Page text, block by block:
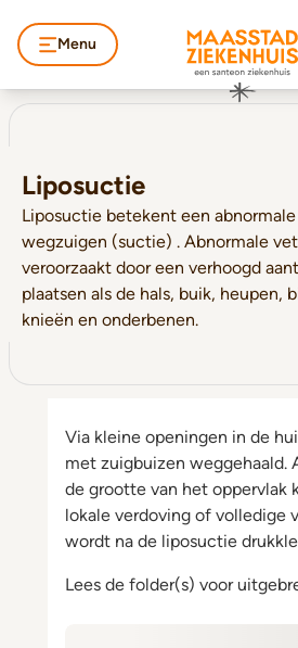
Menu
Liposuctie
Liposuctie betekent een
wegzuigen (suctie) . Abnormale
veroorzaakt door een verhoogd
plaatsen als de hals, buik, heupen,
knieën en onderbenen.
Via kleine openingen in de
met zuigbuizen weggehaald.
de grootte van het oppervlak
lokale verdoving of volledige
wordt na de liposuctie
Lees de folder(s) voor